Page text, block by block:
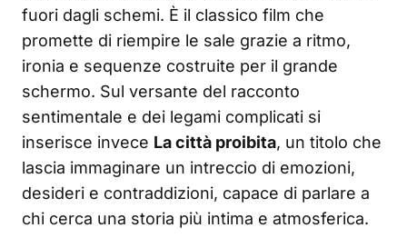
fuori dagli schemi. È il classico film che
promette di riempire le sale grazie a ritmo,
ironia e sequenze costruite per il grande
schermo. Sul versante del racconto
sentimentale e dei legami complicati si
inserisce invece La città proibita, un titolo che
lascia immaginare un intreccio di emozioni,
desideri e contraddizioni, capace di parlare a
chi cerca una storia più intima e atmosferica.